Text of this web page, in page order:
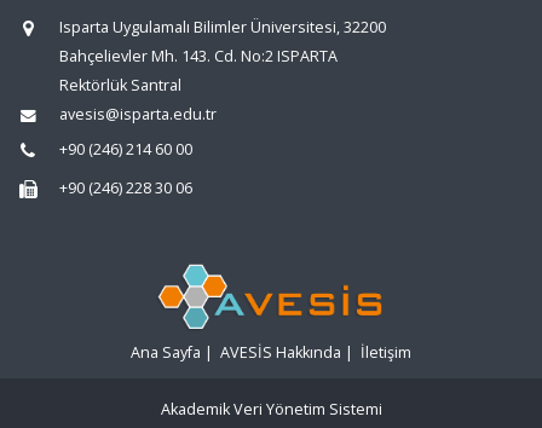
Isparta Uygulamalı Bilimler Üniversitesi, 32200
Bahçelievler Mh. 143. Cd. No:2 ISPARTA
Rektörlük Santral
avesis@isparta.edu.tr
+90 (246) 214 60 00
+90 (246) 228 30 06
Ana Sayfa | AVESİS Hakkında | İletişim
Akademik Veri Yönetim Sistemi